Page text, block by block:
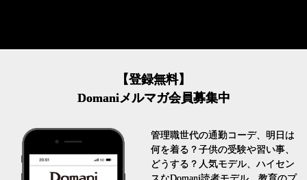
【登録無料】
Domaniメルマガ会員募集中
管理職世代の通勤コーデ、明日は
何を着る？子供の受験や習い事、
どうする？人気モデル、ハイセン